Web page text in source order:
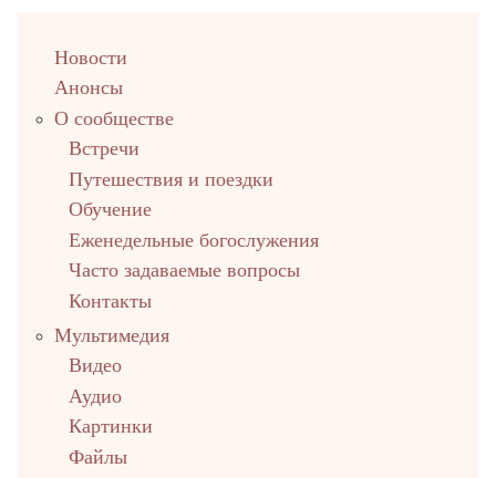
upНовости
Анонсы
О сообществе
Встречи
Путешествия и поездки
Обучение
Еженедельные богослужения
Часто задаваемые вопросы
Контакты
Мультимедия
Видео
Аудио
Картинки
Файлы